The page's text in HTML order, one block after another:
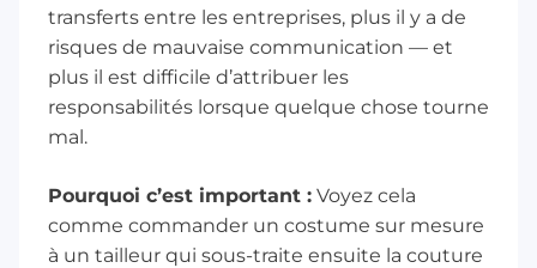
transferts entre les entreprises, plus il y a de
risques de mauvaise communication — et
plus il est difficile d’attribuer les
responsabilités lorsque quelque chose tourne
mal.
Pourquoi c’est important : Voyez cela
comme commander un costume sur mesure
à un tailleur qui sous-traite ensuite la couture